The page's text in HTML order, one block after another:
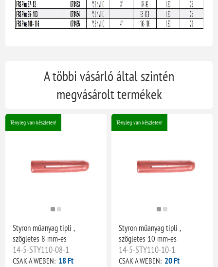
A többi vásárló által szintén
megvásárolt termékek
Tényleg van készleten!
Styron műanyag tipli ,
szögletes 8 mm-es
14-5-STY110-08-1
CSAK A WEBEN: 18 Ft
Tényleg van készleten!
Styron műanyag tipli ,
szögletes 10 mm-es
14-5-STY110-10-1
CSAK A WEBEN: 20 Ft